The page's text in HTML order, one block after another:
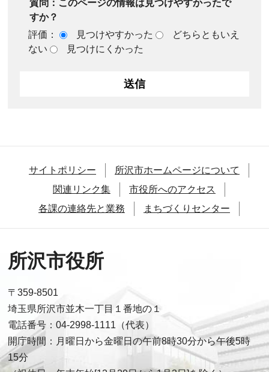
質問：このページの情報は見つけやすかったで
すか？
評価：
見つけやすかった
どちらともいえ
ない
見つけにくかった
サイトポリシー
所沢市ホームページについて
関連リンク集
市役所へのアクセス
各課の連絡先と業務
まちづくりセンター
所沢市役所
〒359-8501
埼玉県所沢市並木一丁目１番地の１
電話番号：04-2998-1111（代表）
開庁時間：月曜日から金曜日の午前8時30分から午後5時
15分